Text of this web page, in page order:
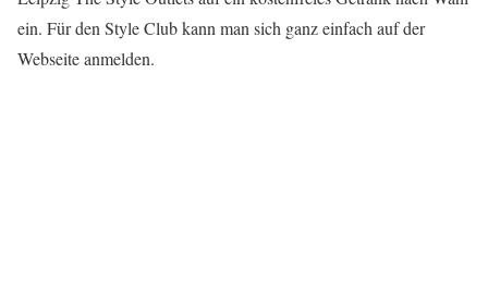
ein. Für den Style Club kann man sich ganz einfach auf der
Webseite anmelden.